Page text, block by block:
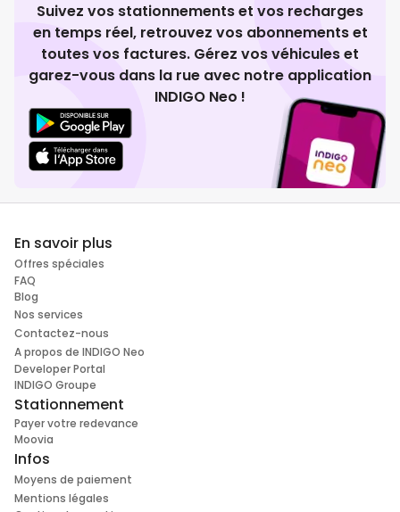
Suivez vos stationnements et vos recharges
en temps réel, retrouvez vos abonnements et
toutes vos factures. Gérez vos véhicules et
garez-vous dans la rue avec notre application
INDIGO Neo !
En savoir plus
Offres spéciales
FAQ
Blog
Nos services
Contactez-nous
A propos de INDIGO Neo
Developer Portal
INDIGO Groupe
Stationnement
Payer votre redevance
Moovia
Infos
Moyens de paiement
Mentions légales